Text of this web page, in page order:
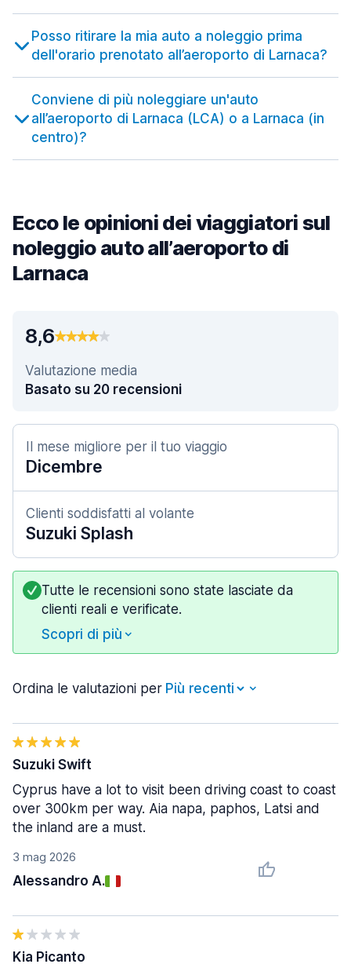
Posso ritirare la mia auto a noleggio prima
dell'orario prenotato all’aeroporto di Larnaca?
Conviene di più noleggiare un'auto
all’aeroporto di Larnaca (LCA) o a Larnaca (in
centro)?
Ecco le opinioni dei viaggiatori sul
noleggio auto all’aeroporto di
Larnaca
8,6
Valutazione media
Basato su 20 recensioni
Il mese migliore per il tuo viaggio
Dicembre
Clienti soddisfatti al volante
Suzuki Splash
Tutte le recensioni sono state lasciate da
clienti reali e verificate.
Scopri di più
Ordina le valutazioni per
3 mag 2026
Alessandro A.
Suzuki Swift
Cyprus have a lot to visit been driving coast to coast
over 300km per way. Aia napa, paphos, Latsi and
the inland are a must.
Kia Picanto